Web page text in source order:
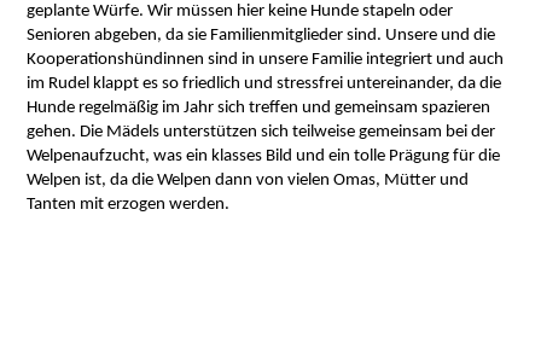
geplante Würfe. Wir müssen hier keine Hunde stapeln oder
Senioren abgeben, da sie Familienmitglieder sind. Unsere und die
Kooperationshündinnen sind in unsere Familie integriert und auch
im Rudel klappt es so friedlich und stressfrei untereinander, da die
Hunde regelmäßig im Jahr sich treffen und gemeinsam spazieren
gehen. Die Mädels unterstützen sich teilweise gemeinsam bei der
Welpenaufzucht, was ein klasses Bild und ein tolle Prägung für die
Welpen ist, da die Welpen dann von vielen Omas, Mütter und
Tanten mit erzogen werden.